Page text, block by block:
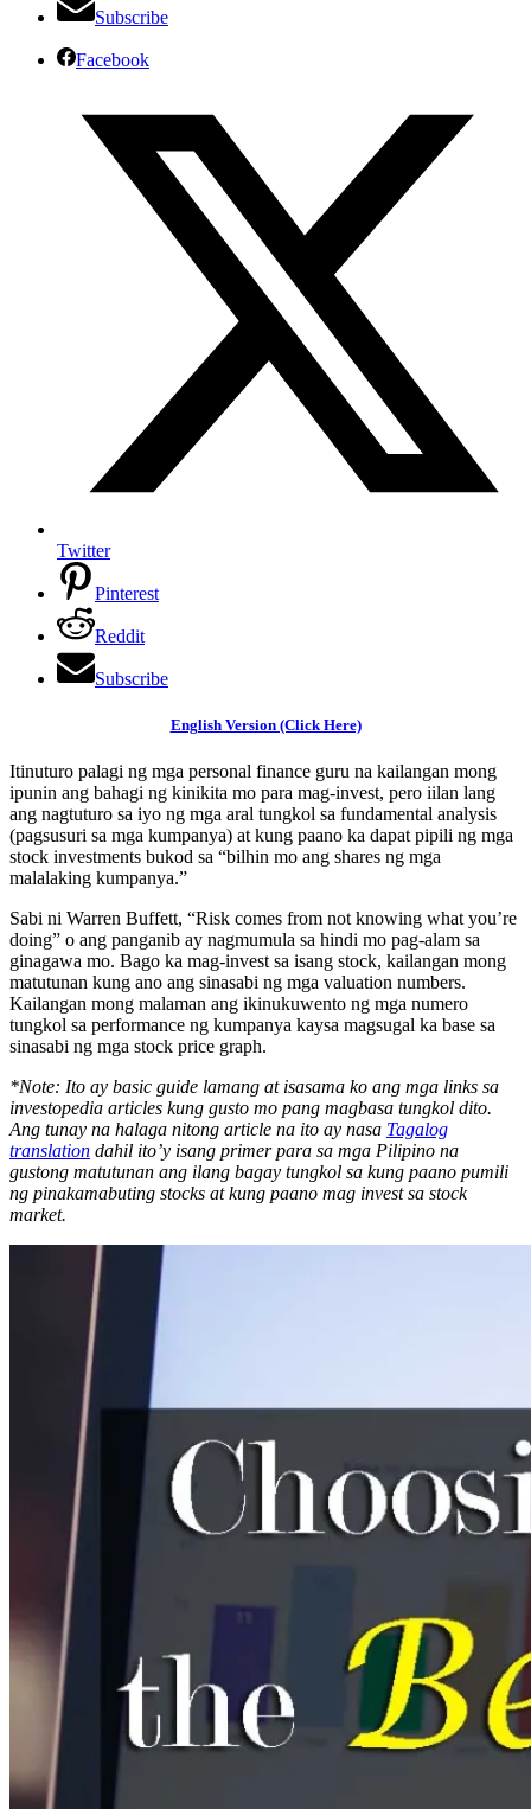
Subscribe
Facebook
Twitter
Pinterest
Reddit
Subscribe
English Version (Click Here)
Itinuturo palagi ng mga personal finance guru na kailangan mong
ipunin ang bahagi ng kinikita mo para mag-invest, pero iilan lang
ang nagtuturo sa iyo ng mga aral tungkol sa fundamental analysis
(pagsusuri sa mga kumpanya) at kung paano ka dapat pipili ng mga
stock investments bukod sa “bilhin mo ang shares ng mga
malalaking kumpanya.”
Sabi ni Warren Buffett, “Risk comes from not knowing what you’re
doing” o ang panganib ay nagmumula sa hindi mo pag-alam sa
ginagawa mo. Bago ka mag-invest sa isang stock, kailangan mong
matutunan kung ano ang sinasabi ng mga valuation numbers.
Kailangan mong malaman ang ikinukuwento ng mga numero
tungkol sa performance ng kumpanya kaysa magsugal ka base sa
sinasabi ng mga stock price graph.
*Note: Ito ay basic guide lamang at isasama ko ang mga links sa
investopedia articles kung gusto mo pang magbasa tungkol dito.
Ang tunay na halaga nitong article na ito ay nasa Tagalog
translation dahil ito’y isang primer para sa mga Pilipino na
gustong matutunan ang ilang bagay tungkol sa kung paano pumili
ng pinakamabuting stocks at kung paano mag invest sa stock
market.